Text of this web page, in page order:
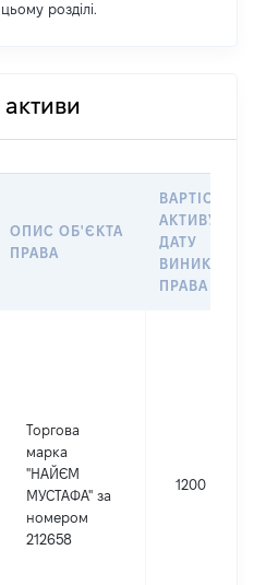
розділі.
активи
ОПИС ОБ'ЄКТА
ПРАВА
ВАРТІСТЬ
АКТИВУ НА
ДАТУ
ПРАВА
Торгова
марка
"НАЙЄМ
МУСТАФА" за
номером
212658
1200